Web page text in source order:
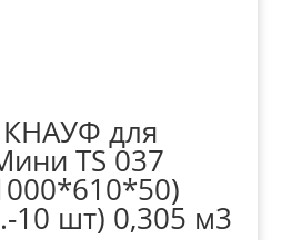
КНАУФ для
TS 037
10 шт) 0,305 м3